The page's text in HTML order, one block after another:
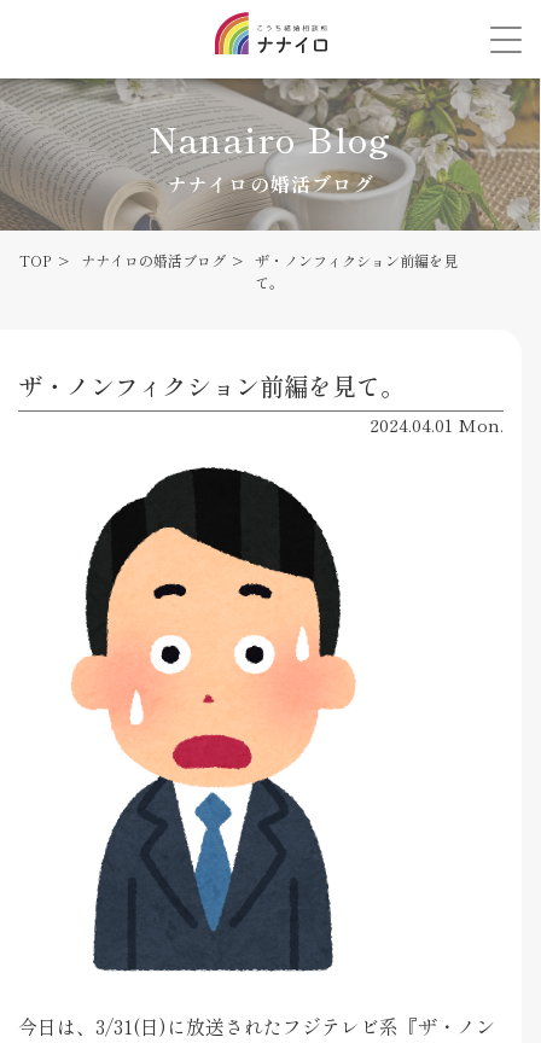
Nanairo Blog
ナナイロの婚活ブログ
TOP ナナイロの婚活ブログ
ザ・ノンフィクション前編を見
て。
ザ・ノンフィクション前編を見て。
2024.04.01 Mon.
今日は、3/31(日)に放送されたフジテレビ系『ザ・ノン